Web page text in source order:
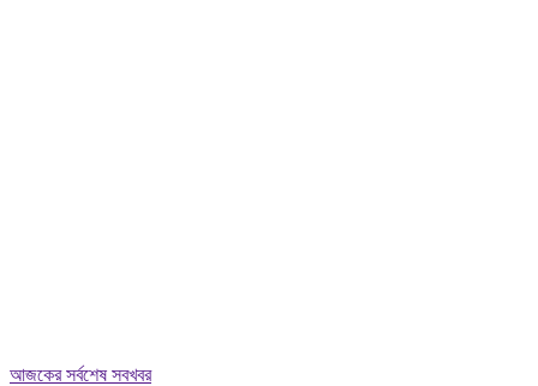
আজকের সর্বশেষ সবখবর